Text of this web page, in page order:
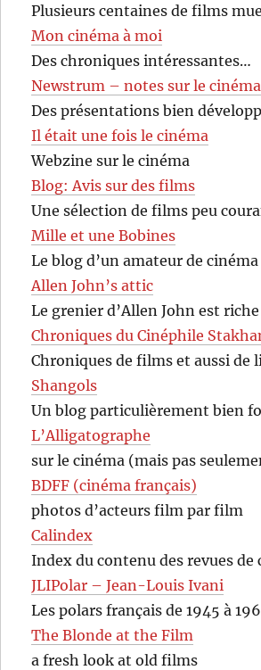
Plusieurs centaines de films
Mon cinéma à moi
Des chroniques intéressantes…
Newstrum – notes sur le cinéma
Des présentations bien
Il était une fois le cinéma
Webzine sur le cinéma
Blog: Avis sur des films
Une sélection de films peu
Mille et une Bobines
Le blog d’un amateur de cinéma
Allen John’s attic
Le grenier d’Allen John est
Chroniques du Cinéphile
Chroniques de films et aussi de
Shangols
Un blog particulièrement bien
L’Alligatographe
sur le cinéma (mais pas
BDFF (cinéma français)
photos d’acteurs film par film
Calindex
Index du contenu des revues de
JLIPolar – Jean-Louis Ivani
Les polars français de 1945 à
The Blonde at the Film
a fresh look at old films